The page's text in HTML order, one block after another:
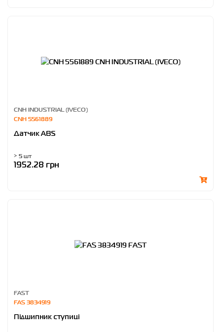
CNH INDUSTRIAL (IVECO)
CNH 5561889
Датчик ABS
> 5 шт
1952.28 грн
FAST
FAS 3834919
Підшипник ступиці